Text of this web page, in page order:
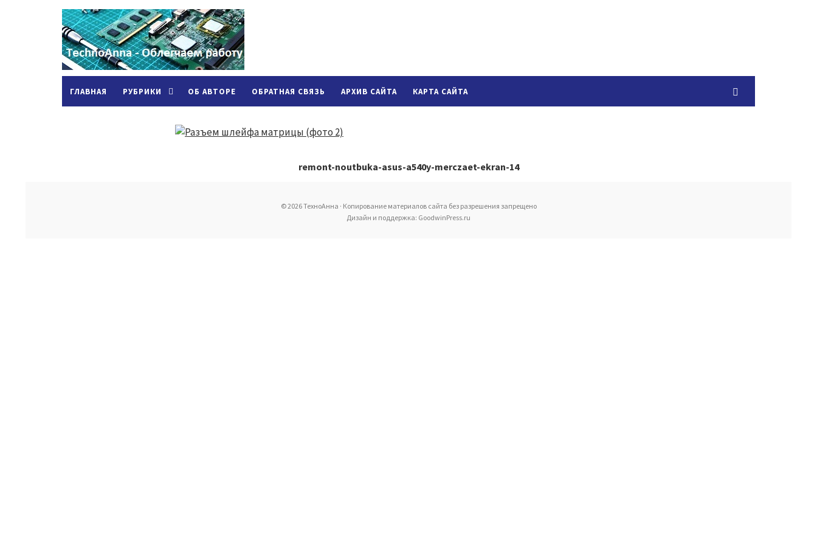
ГЛАВНАЯ РУБРИКИ ОБ АВТОРЕ ОБРАТНАЯ СВЯЗЬ АРХИВ САЙТА КАРТА САЙТА
remont-noutbuka-asus-a540y-merczaet-ekran-14
© 2026 ТехноАнна · Копирование материалов сайта без разрешения запрещено
Дизайн и поддержка: GoodwinPress.ru